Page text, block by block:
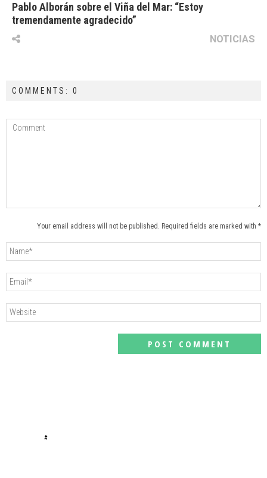
Pablo Alborán sobre el Viña del Mar: “Estoy
tremendamente agradecido”
NOTICIAS
COMMENTS: 0
Your email address will not be published. Required fields are marked with *
#